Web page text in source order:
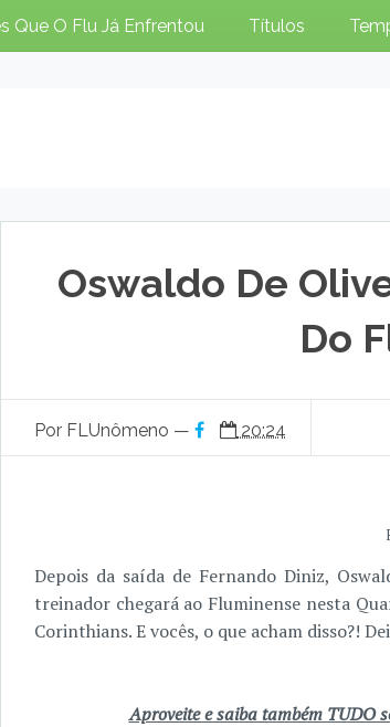
Que O Flu Já Enfrentou Títulos
Oswaldo De
Do
Por FLUnômeno — 20:24
Depois da saída de Fernando Diniz,
treinador chegará ao Fluminense nesta
Corinthians. E vocês, o que acham disso?!
Aproveite e saiba também TUDO